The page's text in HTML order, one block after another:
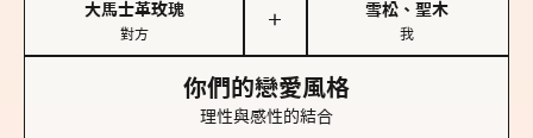
大馬士革玫瑰
對方
＋
雪松、聖木
我
你們的戀愛風格
理性與感性的結合